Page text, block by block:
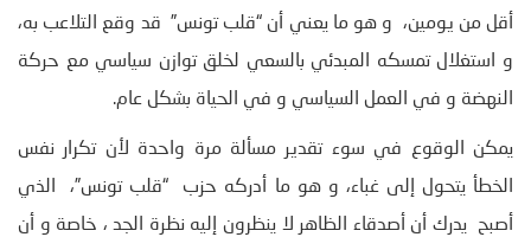
أقل من يومين، و هو ما يعني أن “قلب تونس” قد وقع التلاعب به،
و استغلال تمسكه المبدئي بالسعي لخلق توازن سياسي مع حركة
النهضة و في العمل السياسي و في الحياة بشكل عام.
يمكن الوقوع في سوء تقدير مسألة مرة واحدة لأن تكرار نفس
الخطأ يتحول إلى غباء، و هو ما أدركه حزب “قلب تونس”، الذي
أصبح يدرك أن أصدقاء الظاهر لا ينظرون إليه نظرة الجد ، خاصة و أن